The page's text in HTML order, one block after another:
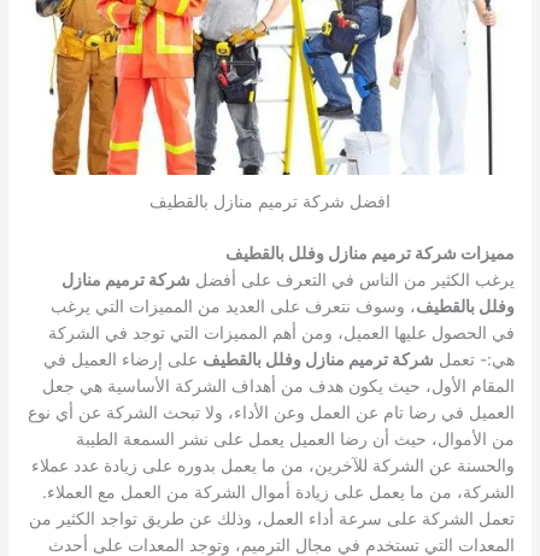
افضل شركة ترميم منازل بالقطيف
مميزات شركة ترميم منازل وفلل بالقطيف
يرغب الكثير من الناس في التعرف على أفضل شركة ترميم منازل
وفلل بالقطيف، وسوف نتعرف على العديد من المميزات التي يرغب
في الحصول عليها العميل، ومن أهم المميزات التي توجد في الشركة
هي:- تعمل شركة ترميم منازل وفلل بالقطيف على إرضاء العميل في
المقام الأول، حيث يكون هدف من أهداف الشركة الأساسية هي جعل
العميل في رضا تام عن العمل وعن الأداء، ولا تبحث الشركة عن أي نوع
من الأموال، حيث أن رضا العميل يعمل على نشر السمعة الطيبة
والحسنة عن الشركة للآخرين، من ما يعمل بدوره على زيادة عدد عملاء
الشركة، من ما يعمل على زيادة أموال الشركة من العمل مع العملاء.
تعمل الشركة على سرعة أداء العمل، وذلك عن طريق تواجد الكثير من
المعدات التي تستخدم في مجال الترميم، وتوجد المعدات على أحدث